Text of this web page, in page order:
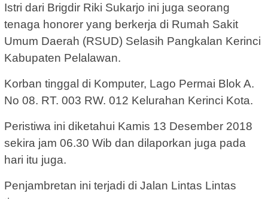
Istri dari Brigdir Riki Sukarjo ini juga seorang
tenaga honorer yang berkerja di Rumah Sakit
Umum Daerah (RSUD) Selasih Pangkalan Kerinci
Kabupaten Pelalawan.
Korban tinggal di Komputer, Lago Permai Blok A.
No 08. RT. 003 RW. 012 Kelurahan Kerinci Kota.
Peristiwa ini diketahui Kamis 13 Desember 2018
sekira jam 06.30 Wib dan dilaporkan juga pada
hari itu juga.
Penjambretan ini terjadi di Jalan Lintas Lintas